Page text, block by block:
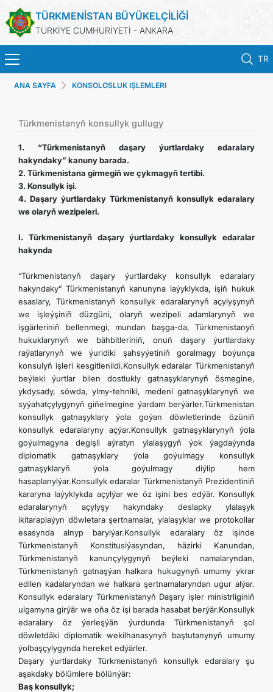
TÜRKMENİSTAN BÜYÜKELÇİLİĞİ
TÜRKİYE CUMHURİYETİ - ANKARA
TR
ANA SAYFA
HABERLER
TÜRKMENISTAN
TOURISM
İLETIŞIM
ANA SAYFA KONSOLOSLUK IŞLEMLERI
Türkmenistanyň konsullyk gullugy
1. “Türkmenistanyň daşary ýurtlardaky edaralary
hakyndaky” kanuny barada.
2. Türkmenistana girmegiň we çykmagyň tertibi.
3. Konsullyk işi.
4. Daşary ýurtlardaky Türkmenistanyň konsullyk edaralary
we olaryň wezipeleri.
I. Türkmenistanyň daşary ýurtlardaky konsullyk edaralar
hakynda
“Türkmenistanyň daşary ýurtlardaky konsullyk edaralary
hakyndaky” Türkmenistanyň kanunyna laýyklykda, işiň hukuk
esaslary, Türkmenistanyň konsullyk edaralarynyň açylyşynyň
we işleýşiniň düzgüni, olaryň wezipeli adamlarynyň we
işgärleriniň bellenmegi, mundan başga-da, Türkmenistanyň
hukuklarynyň we bähbitleriniň, onuň daşary ýurtlardaky
raýatlarynyň we ýuridiki şahsyýetiniň goralmagy boýunça
konsulyň işleri kesgitlenildi.Konsullyk edaralar Türkmenistanyň
beýleki ýurtlar bilen dostlukly gatnaşyklarynyň ösmegine,
ykdysady, söwda, ylmy-tehniki, medeni gatnaşyklarynyň we
syýahatçylygynyň giňelmegine ýardam berýärler.Türkmenistan
konsullyk gatnaşyklary ýola goýan döwletlerinde özüniň
konsullyk edaralaryny açýar.Konsullyk gatnaşyklarynyň ýola
goýulmagyna degişli aýratyn ylalaşygyň ýok ýagdaýynda
diplomatik gatnaşyklary ýola goýulmagy konsullyk
gatnaşyklaryň ýola goýulmagy diýlip hem
hasaplanylýar.Konsullyk edaralar Türkmenistanyň Prezidentiniň
kararyna laýyklykda açylýar we öz işini bes edýär. Konsullyk
edaralarynyň açylyşy hakyndaky deslapky ylalaşyk
ikitaraplaýyn döwletara şertnamalar, ylalaşyklar we protokollar
esasynda alnyp barylýar.Konsullyk edaralary öz işinde
Türkmenistanyň Konstitusiýasyndan, häzirki Kanundan,
Türkmenistanyň kanunçylygynyň beýleki namalaryndan,
Türkmenistanyň gatnaşýan halkara hukugynyň umumy ykrar
edilen kadalaryndan we halkara şertnamalaryndan ugur alýar.
Konsullyk edaralary Türkmenistanyň Daşary işler ministrliginiň
ulgamyna girýär we oňa öz işi barada hasabat berýär.Konsullyk
edaralary öz ýerleşýän ýurdunda Türkmenistanyň şol
döwletdäki diplomatik wekilhanasynyň baştutanynyň umumy
ýolbaşçylygynda hereket edýärler.
Daşary ýurtlardaky Türkmenistanyň konsullyk edaralary şu
aşakdaky bölümlere bölünýär:
Baş konsullyk;